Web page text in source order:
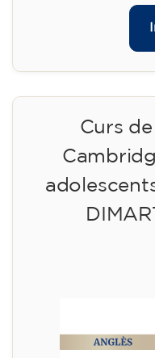
Curs